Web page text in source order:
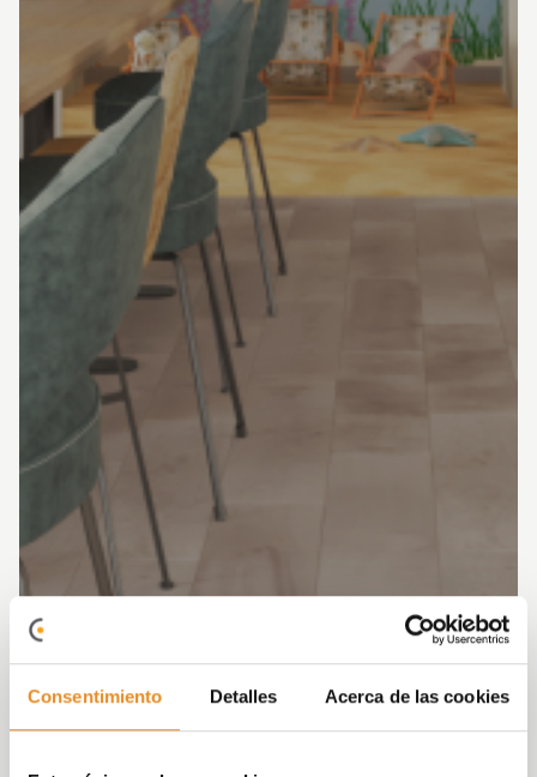
Consentimiento Detalles Acerca de las cookies